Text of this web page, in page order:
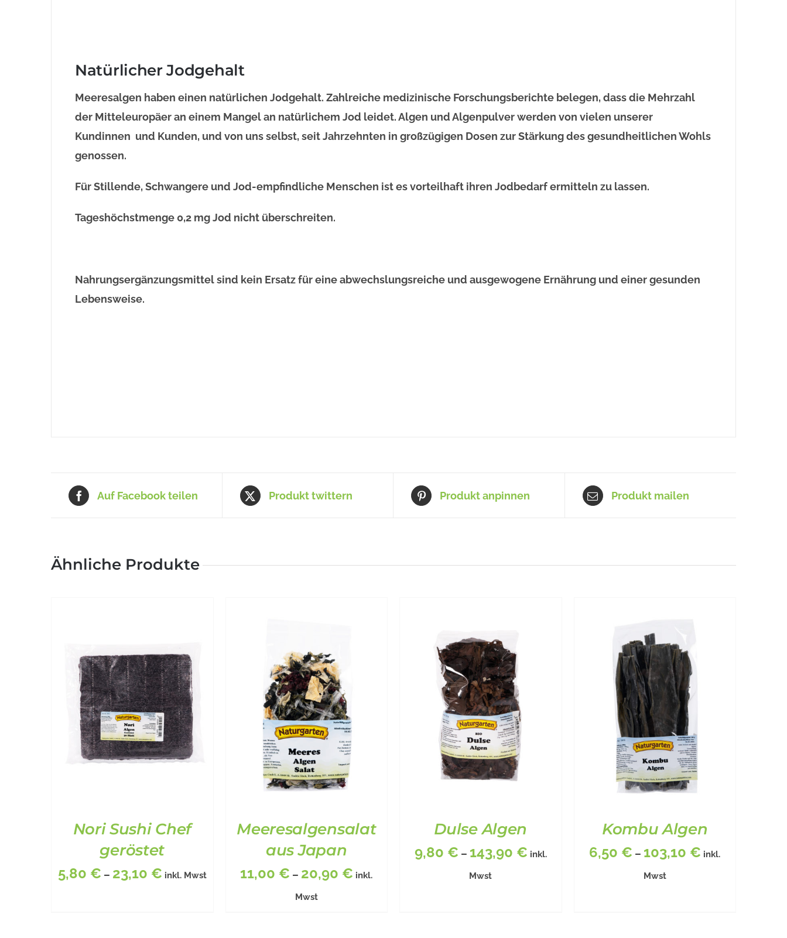
Natürlicher Jodgehalt
Meeresalgen haben einen natürlichen Jodgehalt. Zahlreiche medizinische Forschungsberichte belegen, dass die Mehrzahl
der Mitteleuropäer an einem Mangel an natürlichem Jod leidet. Algen und Algenpulver werden von vielen unserer
Kundinnen und Kunden, und von uns selbst, seit Jahrzehnten in großzügigen Dosen zur Stärkung des gesundheitlichen Wohls
genossen.
Für Stillende, Schwangere und Jod-empfindliche Menschen ist es vorteilhaft ihren Jodbedarf ermitteln zu lassen.
Tageshöchstmenge 0,2 mg Jod nicht überschreiten.
Nahrungsergänzungsmittel sind kein Ersatz für eine abwechslungsreiche und ausgewogene Ernährung und einer gesunden
Lebensweise.
Auf Facebook teilen Produkt twittern Produkt anpinnen Produkt mailen
Ähnliche Produkte
Nori Sushi Chef
geröstet
5,80 € – 23,10 € inkl. Mwst
Meeresalgensalat
aus Japan
11,00 € – 20,90 € inkl.
Mwst
Dulse Algen
9,80 € – 143,90 € inkl.
Mwst
Kombu Algen
6,50 € – 103,10 € inkl.
Mwst